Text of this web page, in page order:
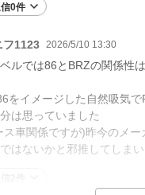
0件
フ1123 2026/5/10 13:30
ルでは86とBRZの関係性
をイメージした自然吸気
は思っていました
ス車関係ですが)昨今のメ
はないかと邪推してしま